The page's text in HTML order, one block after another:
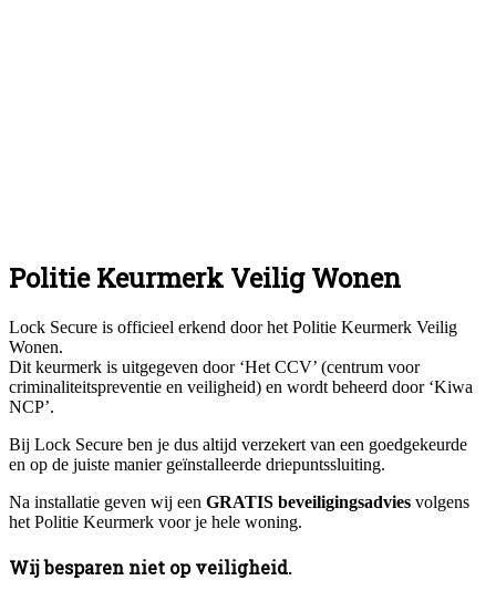
Politie Keurmerk Veilig Wonen
Lock Secure is officieel erkend door het Politie Keurmerk Veilig
Wonen.
Dit keurmerk is uitgegeven door ‘Het CCV’ (centrum voor
criminaliteitspreventie en veiligheid) en wordt beheerd door ‘Kiwa
NCP’.
Bij Lock Secure ben je dus altijd verzekert van een goedgekeurde
en op de juiste manier geïnstalleerde driepuntssluiting.
Na installatie geven wij een GRATIS beveiligingsadvies volgens
het Politie Keurmerk voor je hele woning.
Wij besparen niet op veiligheid.